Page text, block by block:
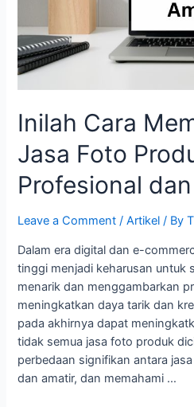
Inilah Cara
Jasa Foto
Profesional
Leave a Comment /Artikel / By
Dalam era digital dan e-
tinggi menjadi keharusan untuk
menarik dan menggambarkan
meningkatkan daya tarik dan
pada akhirnya dapat
tidak semua jasa foto produk
perbedaan signifikan antara
dan amatir, dan memahami …
dan
Amatir